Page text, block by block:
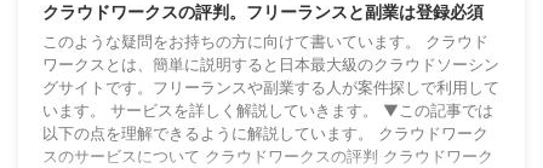
クラウドワークスの評判。フリーランスと副業は登録必須
このような疑問をお持ちの方に向けて書いています。 クラウド
ワークスとは、簡単に説明すると日本最大級のクラウドソーシン
グサイトです。フリーランスや副業する人が案件探しで利用して
います。 サービスを詳しく解説していきます。 ▼この記事では
以下の点を理解できるように解説しています。 クラウドワーク
スのサービスについて クラウドワークスの評判 クラウドワーク